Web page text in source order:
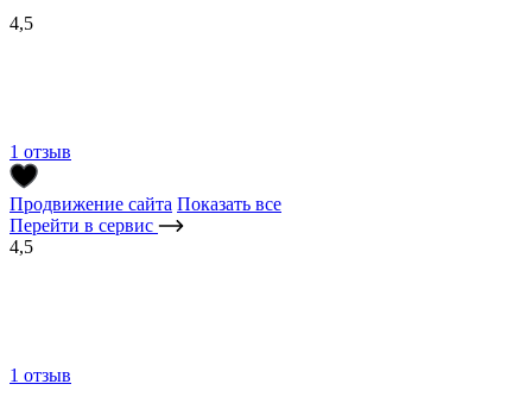
4,5
1 отзыв
Продвижение сайта Показать все
Перейти в сервис
4,5
1 отзыв